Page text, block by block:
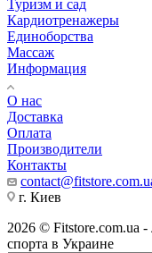
Туризм и сад
Кардиотренажеры
Единоборства
Массаж
Информация
О нас
Доставка
Оплата
Производители
Контакты
г. Киев
2026 © Fitstore.com.ua
спорта в Украине